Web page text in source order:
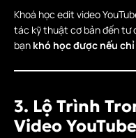
Khoá học edit video
tác kỹ thuật cơ bản đến tư
bạn khó học được nếu
3. Lộ Trình
Video